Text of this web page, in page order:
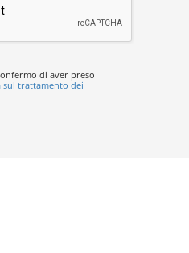
di aver preso
trattamento dei